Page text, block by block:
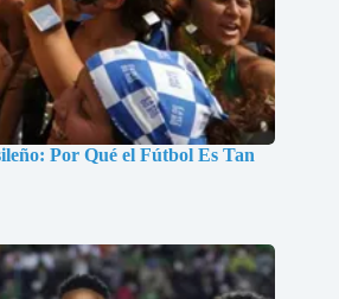
Por Qué el Fútbol Es Tan